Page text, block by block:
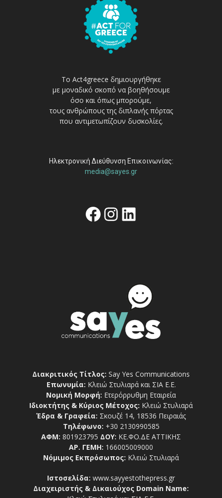
Το Act4greece δημιουργήθηκε
με μοναδικό σκοπό να βοηθήσουμε
όσο και όπως μπορούμε,
τους ανθρώπους της διπλανής πόρτας
που αντιμετωπίζουν δυσκολίες.
Ηλεκτρονική Διεύθυνση Επικοινωνίας:
media@sayes.gr
Facebook
Instagram
Linkedin
Διακριτικός Τίτλος: Say Yes Communications
Επωνυμία: Κλειώ Στυλιαρά και ΣΙΑ Ε.Ε.
Νομική Μορφή: Ετερόρρυθμη Εταιρεία
Ιδιοκτήτης & Κύριος Μέτοχος: Κλειώ Στυλιαρά
Έδρα & Γραφεία: Σκουζέ 14, 18536 Πειραιάς
Τηλέφωνο: +30 2130990585
ΑΦΜ: 801923795 ΔΟΥ: ΚΕ.ΦΟ.ΔΕ ΑΤΤΙΚΗΣ
ΑΡ. ΓΕΜΗ: 166005009000
Νόμιμος Εκπρόσωπος: Κλειώ Στυλιαρά
Ιστοσελίδα: www.sayyestothepress.gr
Διαχειριστής & Δικαιούχος Domain Name: